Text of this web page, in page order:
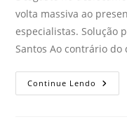
volta massiva ao
especialistas. Solução
Santos Ao contrário do
Continue Lendo